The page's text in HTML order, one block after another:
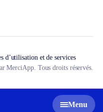
Menu
d’utilisation et de services
MerciApp. Tous droits réservés.